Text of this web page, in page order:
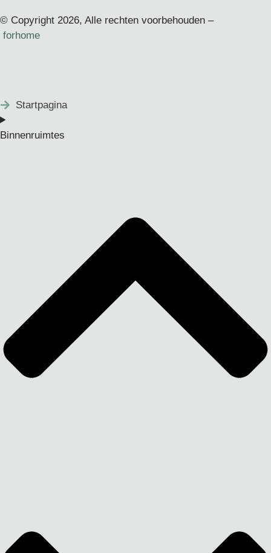
© Copyright 2026, Alle rechten voorbehouden –
forhome
Startpagina
Binnenruimtes